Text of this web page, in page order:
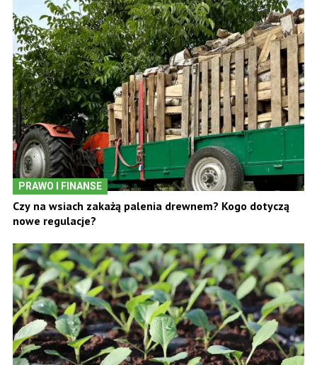
PRAWO I FINANSE
Czy na wsiach zakażą palenia drewnem? Kogo dotyczą
nowe regulacje?